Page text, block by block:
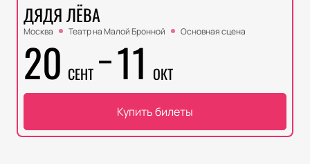
ДЯДЯ ЛЁВА
Москва Театр на Малой Бронной Основная сцена
20 СЕНТ 11 ОКТ
Купить билеты